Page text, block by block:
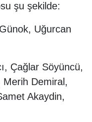
şu şekilde:
Uğurcan
Çağlar Söyüncü,
Merih Demiral,
Akaydin,